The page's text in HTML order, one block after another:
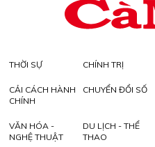
THỜI SỰ CHÍNH TRỊ
CẢI CÁCH HÀNH
CHÍNH
CHUYỂN ĐỔI SỐ
VĂN HÓA -
NGHỆ THUẬT
DU LỊCH - THỂ
THAO